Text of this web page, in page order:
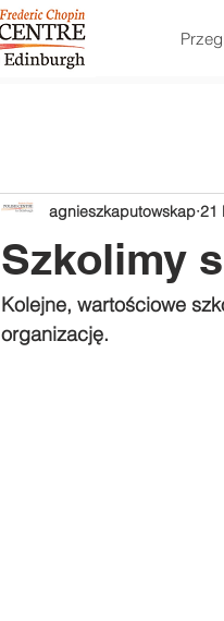
Szkolimy
agnieszkaputowskap 21
Kolejne, wartościowe
organizację.